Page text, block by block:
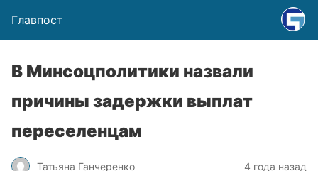
Главпост
В Минсоцполитики назвали
причины задержки выплат
переселенцам
Татьяна Ганчеренко 4 года назад